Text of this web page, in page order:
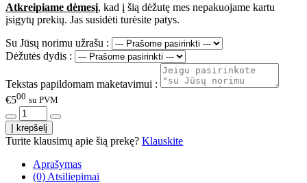
Atkreipiame dėmesį, kad į šią dėžutę mes nepakuojame kartu
įsigytų prekių. Jas susidėti turėsite patys.
Su Jūsų norimu užrašu :
Dėžutės dydis :
Tekstas papildomam maketavimui :
€500 su PVM
Turite klausimų apie šią prekę? Klauskite
Aprašymas
(0) Atsiliepimai